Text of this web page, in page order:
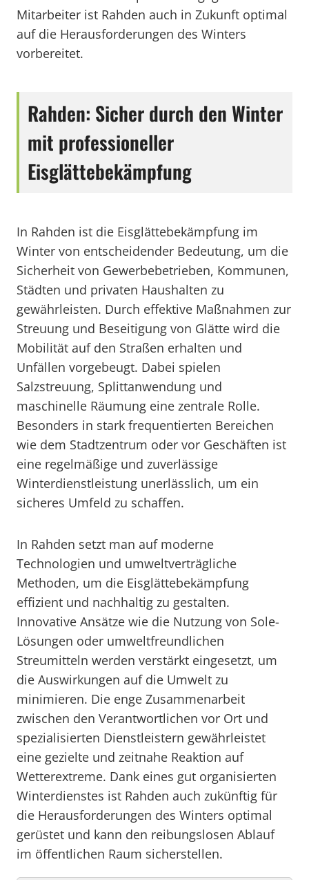
Mitarbeiter ist Rahden auch in Zukunft optimal
auf die Herausforderungen des Winters
vorbereitet.
Rahden: Sicher durch den Winter
mit professioneller
Eisglättebekämpfung
In Rahden ist die Eisglättebekämpfung im
Winter von entscheidender Bedeutung, um die
Sicherheit von Gewerbebetrieben, Kommunen,
Städten und privaten Haushalten zu
gewährleisten. Durch effektive Maßnahmen zur
Streuung und Beseitigung von Glätte wird die
Mobilität auf den Straßen erhalten und
Unfällen vorgebeugt. Dabei spielen
Salzstreuung, Splittanwendung und
maschinelle Räumung eine zentrale Rolle.
Besonders in stark frequentierten Bereichen
wie dem Stadtzentrum oder vor Geschäften ist
eine regelmäßige und zuverlässige
Winterdienstleistung unerlässlich, um ein
sicheres Umfeld zu schaffen.
In Rahden setzt man auf moderne
Technologien und umweltverträgliche
Methoden, um die Eisglättebekämpfung
effizient und nachhaltig zu gestalten.
Innovative Ansätze wie die Nutzung von Sole-
Lösungen oder umweltfreundlichen
Streumitteln werden verstärkt eingesetzt, um
die Auswirkungen auf die Umwelt zu
minimieren. Die enge Zusammenarbeit
zwischen den Verantwortlichen vor Ort und
spezialisierten Dienstleistern gewährleistet
eine gezielte und zeitnahe Reaktion auf
Wetterextreme. Dank eines gut organisierten
Winterdienstes ist Rahden auch zukünftig für
die Herausforderungen des Winters optimal
gerüstet und kann den reibungslosen Ablauf
im öffentlichen Raum sicherstellen.